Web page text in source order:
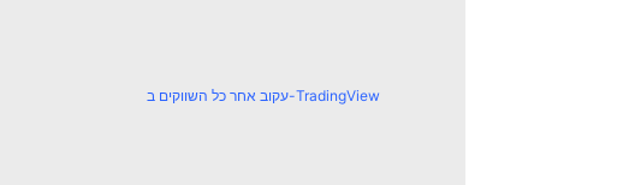
עקוב אחר כל השווקים ב-TradingView